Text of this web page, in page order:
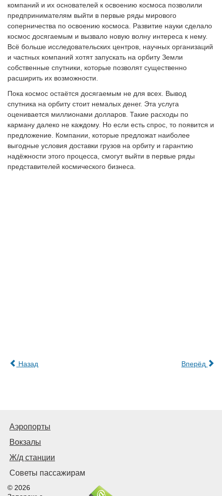
компаний и их основателей к освоению космоса позволили
предпринимателям выйти в первые ряды мирового
соперничества по освоению космоса. Развитие науки сделало
космос досягаемым и вызвало новую волну интереса к нему.
Всё больше исследовательских центров, научных организаций
и частных компаний хотят запускать на орбиту Земли
собственные спутники, которые позволят существенно
расширить их возможности.
Пока космос остаётся досягаемым не для всех. Вывод
спутника на орбиту стоит немалых денег. Эта услуга
оценивается миллионами долларов. Такие расходы по
карману далеко не каждому. Но если есть спрос, то появится и
предложение. Компании, которые предложат наиболее
выгодные условия доставки грузов на орбиту и гарантию
надёжности этого процесса, смогут выйти в первые ряды
представителей космического бизнеса.
Назад Вперёд
Аэропорты
Вокзалы
Ж/д станции
Советы пассажирам
© 2026